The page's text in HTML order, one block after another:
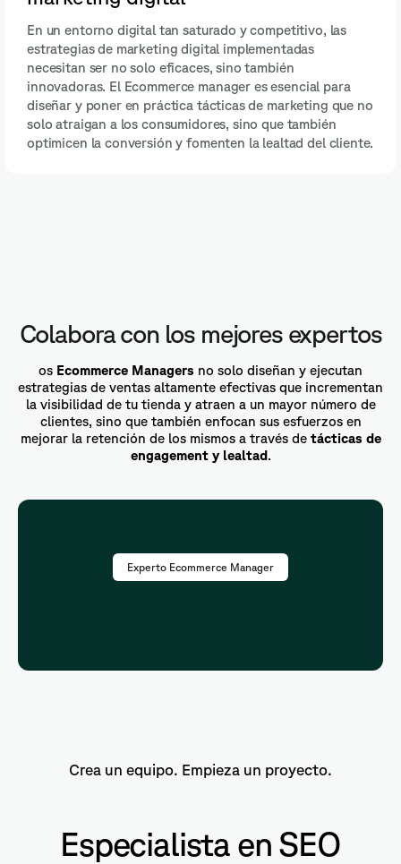
En un entorno digital tan saturado y competitivo, las
estrategias de marketing digital implementadas
necesitan ser no solo eficaces, sino también
innovadoras. El Ecommerce manager es esencial para
diseñar y poner en práctica tácticas de marketing que no
solo atraigan a los consumidores, sino que también
optimicen la conversión y fomenten la lealtad del cliente.
Colabora con los mejores expertos
os Ecommerce Managers no solo diseñan y ejecutan
estrategias de ventas altamente efectivas que incrementan
la visibilidad de tu tienda y atraen a un mayor número de
clientes, sino que también enfocan sus esfuerzos en
mejorar la retención de los mismos a través de tácticas de
engagement y lealtad.
Experto Ecommerce Manager
Crea un equipo. Empieza un proyecto.
Especialista en SEO